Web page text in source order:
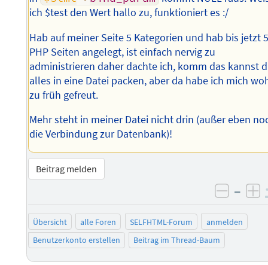
ich $test den Wert hallo zu, funktioniert es :/
Hab auf meiner Seite 5 Kategorien und hab bis jetzt
PHP Seiten angelegt, ist einfach nervig zu
administrieren daher dachte ich, komm das kannst
alles in eine Datei packen, aber da habe ich mich
zu früh gefreut.
Mehr steht in meiner Datei nicht drin (außer eben
die Verbindung zur Datenbank)!
Beitrag melden
–
Übersicht alle Foren SELFHTML-Forum
anmelden
Benutzerkonto erstellen
Beitrag im Thread-Baum